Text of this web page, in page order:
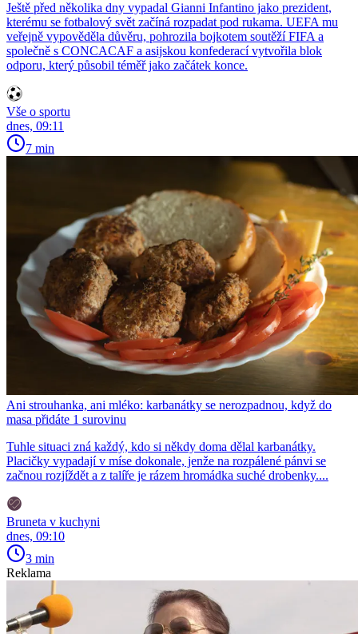
Ještě před několika dny vypadal Gianni Infantino jako prezident,
kterému se fotbalový svět začíná rozpadat pod rukama. UEFA mu
veřejně vypověděla důvěru, pohrozila bojkotem soutěží FIFA a
společně s CONCACAF a asijskou konfederací vytvořila blok
odporu, který působil téměř jako začátek konce.
Vše o sportu
dnes, 09:11
7 min
Ani strouhanka, ani mléko: karbanátky se nerozpadnou, když do
masa přidáte 1 surovinu
Tuhle situaci zná každý, kdo si někdy doma dělal karbanátky.
Placičky vypadají v míse dokonale, jenže na rozpálené pánvi se
začnou rozjíždět a z talíře je rázem hromádka suché drobenky....
Bruneta v kuchyni
dnes, 09:10
3 min
Reklama